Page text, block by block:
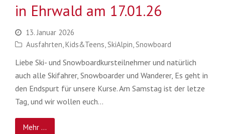
in Ehrwald am 17.01.26
13. Januar 2026
Ausfahrten Kids&Teens SkiAlpin Snowboard
Liebe Ski- und Snowboardkursteilnehmer und natürlich
auch alle Skifahrer, Snowboarder und Wanderer, Es geht in
den Endspurt für unsere Kurse. Am Samstag ist der letze
Tag, und wir wollen euch…
Mehr ...